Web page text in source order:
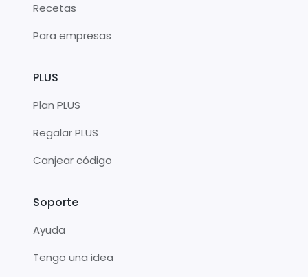
Recetas
Para empresas
PLUS
Plan PLUS
Regalar PLUS
Canjear código
Soporte
Ayuda
Tengo una idea